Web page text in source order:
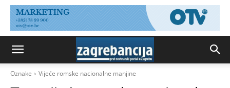
Oznake Vijeće romske nacionalne manjine